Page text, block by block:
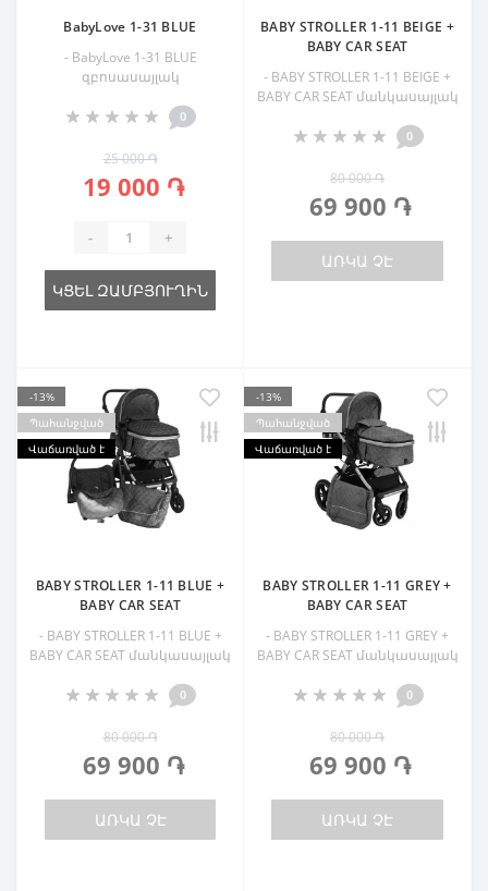
BabyLove 1-31 BLUE
- BabyLove 1-31 BLUE
զբոսասայլակ
0
25 000 ֏
19 000 ֏
- +
ԿՑԵԼ ԶԱՄԲՅՈՒՂԻՆ
BABY STROLLER 1-11 BEIGE +
BABY CAR SEAT
- BABY STROLLER 1-11 BEIGE +
BABY CAR SEAT մանկասայլակ
0
80 000 ֏
69 900 ֏
ԱՌԿԱ ՉԷ
-13%
Պահանջված
Վաճառված է
BABY STROLLER 1-11 BLUE +
BABY CAR SEAT
- BABY STROLLER 1-11 BLUE +
BABY CAR SEAT մանկասայլակ
0
80 000 ֏
69 900 ֏
ԱՌԿԱ ՉԷ
-13%
Պահանջված
Վաճառված է
BABY STROLLER 1-11 GREY +
BABY CAR SEAT
- BABY STROLLER 1-11 GREY +
BABY CAR SEAT մանկասայլակ
0
80 000 ֏
69 900 ֏
ԱՌԿԱ ՉԷ